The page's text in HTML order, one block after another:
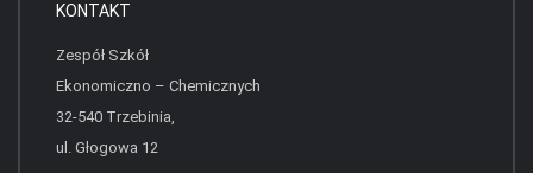
KONTAKT
Zespół Szkół
Ekonomiczno – Chemicznych
32-540 Trzebinia,
ul. Głogowa 12